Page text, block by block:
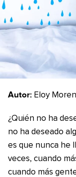
Autor: Eloy
¿Quién no ha
no ha deseado
es que nunca he
veces, cuando
cuando más